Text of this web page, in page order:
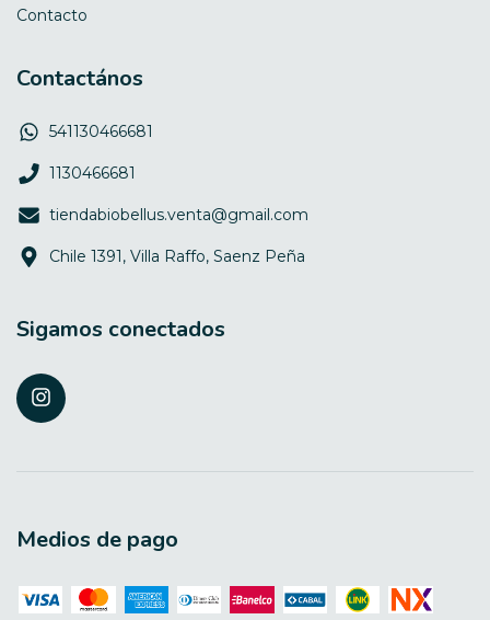
Contacto
Contactános
541130466681
1130466681
tiendabiobellus.venta@gmail.com
Chile 1391, Villa Raffo, Saenz Peña
Sigamos conectados
Medios de pago